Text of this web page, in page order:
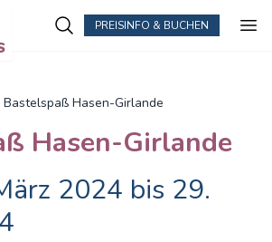
PREISINFO & BUCHEN
Bastelspaß Hasen-Girlande
Hasen-Girlande
2024 bis 29.